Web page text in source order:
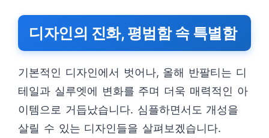
디자인의 진화, 평범함 속 특별함
기본적인 디자인에서 벗어나, 올해 반팔티는 디
테일과 실루엣에 변화를 주며 더욱 매력적인 아
이템으로 거듭났습니다. 심플하면서도 개성을
살릴 수 있는 디자인들을 살펴보겠습니다.